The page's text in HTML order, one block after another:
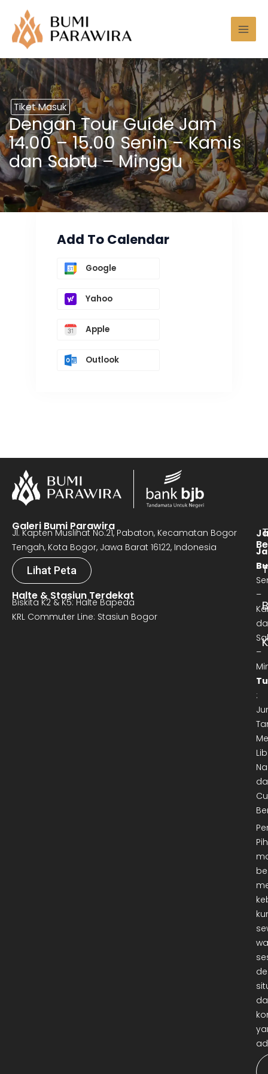
konten
Tiket Masuk
Dengan Tour Guide Jam
14.00 – 15.00 Senin – Kamis
dan Sabtu – Minggu
Add To Calendar
Google
Yahoo
Apple
Outlook
Galeri Bumi Parawira
Jl. Kapten Muslihat No.21, Pabaton, Kecamatan Bogor
Tengah, Kota Bogor, Jawa Barat 16122, Indonesia
Lihat Peta
Halte & Stasiun Terdekat
Biskita K2 & K5: Halte Bapeda
KRL Commuter Line: Stasiun Bogor
–
–
: